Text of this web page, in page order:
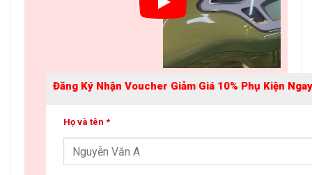
Đăng Ký Nhận Voucher Giảm Giá 10% Phụ Kiện
Họ và tên *